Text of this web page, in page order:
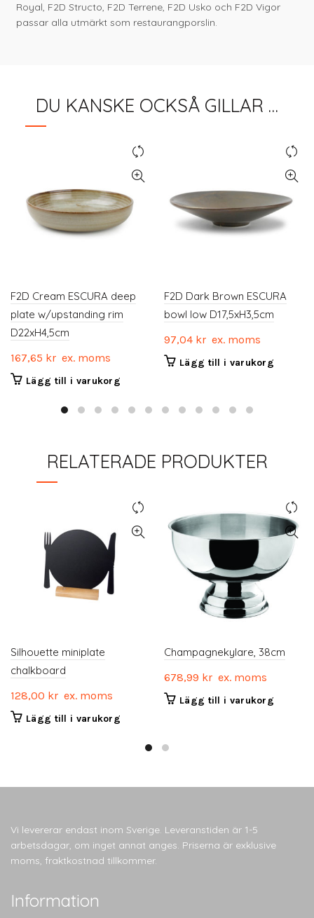
Royal, F2D Structo, F2D Terrene, F2D Usko och F2D Vigor
passar alla utmärkt som restaurangporslin.
DU KANSKE OCKSÅ GILLAR …
F2D Cream ESCURA deep
plate w/upstanding rim
D22xH4,5cm
167,65 kr ex. moms
Lägg till i varukorg
F2D Dark Brown ESCURA
bowl low D17,5xH3,5cm
97,04 kr ex. moms
Lägg till i varukorg
RELATERADE PRODUKTER
Silhouette miniplate
chalkboard
128,00 kr ex. moms
Lägg till i varukorg
Champagnekylare, 38cm
678,99 kr ex. moms
Lägg till i varukorg
Vi levererar endast inom Sverige. Leveranstiden är 1-5
arbetsdagar, om inget annat anges. Priserna är exklusive
moms, fraktkostnad tillkommer.
Information